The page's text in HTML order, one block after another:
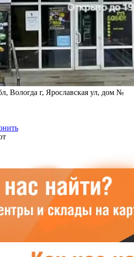
Вологда г, Ярославская ул, дом №